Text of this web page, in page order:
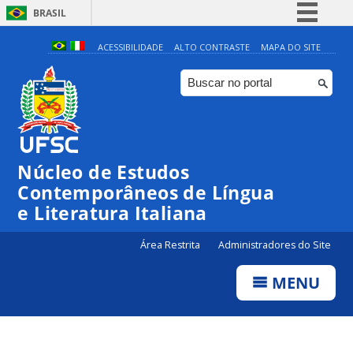
BRASIL
Simplifique!
Comunica BR
Participe
ACESSIBILIDADE ALTO CONTRASTE MAPA DO SITE
Núcleo de Estudos
Contemporâneos de Língua
e Literatura Italiana
Área Restrita Administradores do Site
MENU